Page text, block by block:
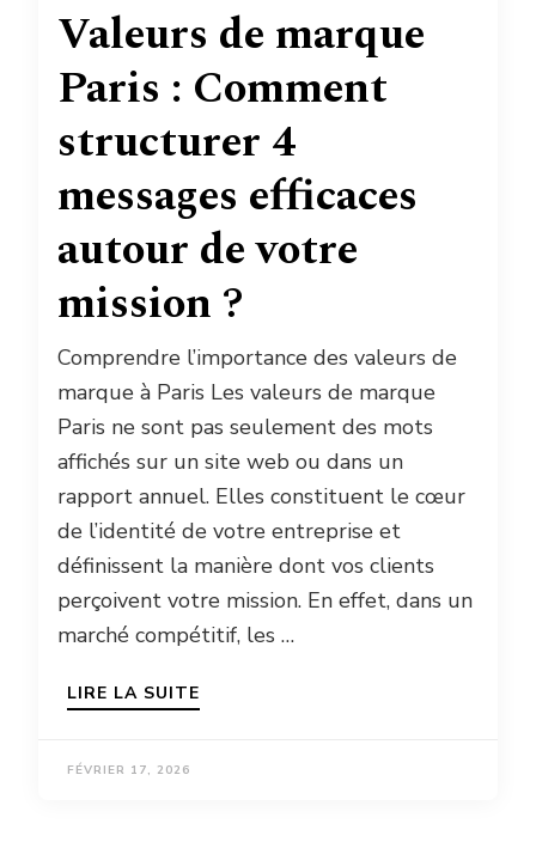
Valeurs de marque
Paris : Comment
structurer 4
messages efficaces
autour de votre
mission ?
Comprendre l’importance des valeurs de
marque à Paris Les valeurs de marque
Paris ne sont pas seulement des mots
affichés sur un site web ou dans un
rapport annuel. Elles constituent le cœur
de l’identité de votre entreprise et
définissent la manière dont vos clients
perçoivent votre mission. En effet, dans un
marché compétitif, les …
LIRE LA SUITE
FÉVRIER 17, 2026